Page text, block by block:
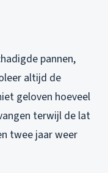
pannen,
altijd de
geloven hoeveel
terwijl de lat
twee jaar weer